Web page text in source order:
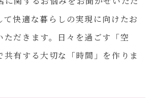
て快適な暮らしの実現に向けたお
ただきます。日々を過ごす「空
共有する大切な「時間」を作りま